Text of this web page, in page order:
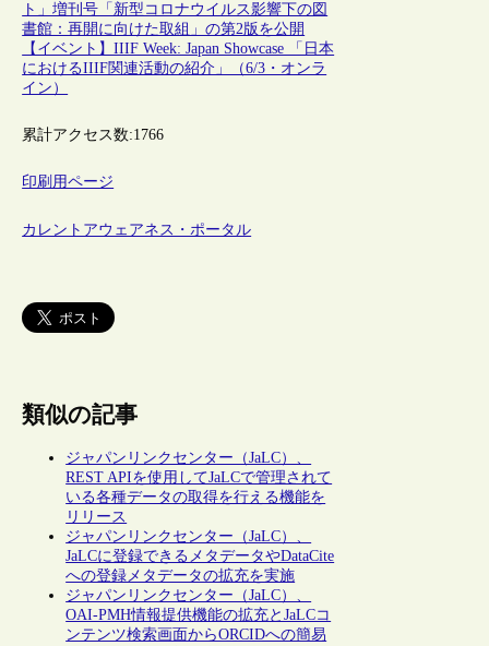
ト」増刊号「新型コロナウイルス影響下の図
書館：再開に向けた取組」の第2版を公開
【イベント】IIIF Week: Japan Showcase 「日本
におけるIIIF関連活動の紹介」（6/3・オンラ
イン）
累計アクセス数:1766
印刷用ページ
カレントアウェアネス・ポータル
類似の記事
ジャパンリンクセンター（JaLC）、
REST APIを使用してJaLCで管理されて
いる各種データの取得を行える機能を
リリース
ジャパンリンクセンター（JaLC）、
JaLCに登録できるメタデータやDataCite
への登録メタデータの拡充を実施
ジャパンリンクセンター（JaLC）、
OAI-PMH情報提供機能の拡充とJaLCコ
ンテンツ検索画面からORCIDへの簡易